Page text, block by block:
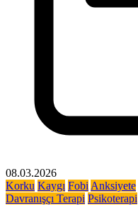
08.03.2026
Korku Kaygı Fobi Anksiyete
Davranışçı Terapi Psikoterapi